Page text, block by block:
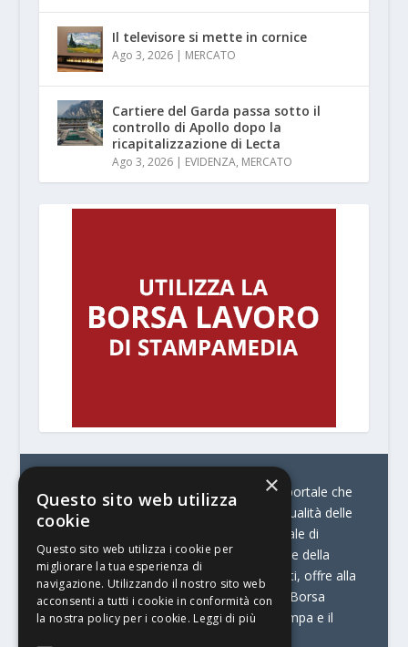
Il televisore si mette in cornice
Ago 3, 2026| MERCATO
Cartiere del Garda passa sotto il
controllo di Apollo dopo la
ricapitalizzazione di Lecta
Ago 3, 2026| EVIDENZA, MERCATO
© Stratego Group –
stampamedia.net è il portale che
racconta le innovazioni tecnologiche e l’attualità delle
aziende di stampa e di converting. È il portale di
riferimento per chi opera in Italia nel settore della
comunicazione stampata. Oltre ai contenuti, offre alla
propria community diversi servizi come:
la Borsa
Lavoro, la Print Connection, i Big della Stampa e il
×
Questo sito web utilizza
cookie
Questo sito web utilizza i cookie per
migliorare la tua esperienza di
navigazione. Utilizzando il nostro sito web
acconsenti a tutti i cookie in conformità con
la nostra policy per i cookie. Leggi di più